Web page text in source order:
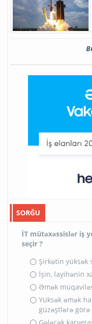
SORĞU
İT mütəxəssislər iş
seçir ?
Şirkətin yüksək
İşin, layihənin
Əmək
Yüksək əmək
güzəştlərə görə